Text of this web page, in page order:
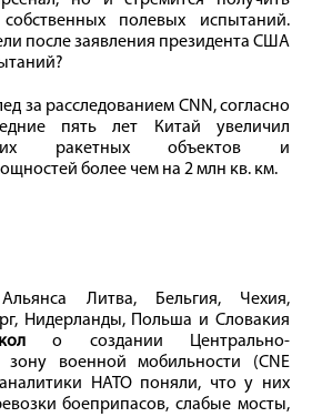
полевых испытаний.
после заявления президента США
за расследованием CNN, согласно
пять лет Китай увеличил
ракетных объектов и
более чем на 2 млн кв. км.
Литва, Бельгия, Чехия,
Нидерланды, Польша и Словакия
о создании Центрально-
зону военной мобильности (CNE
НАТО поняли, что у них
боеприпасов, слабые мосты,